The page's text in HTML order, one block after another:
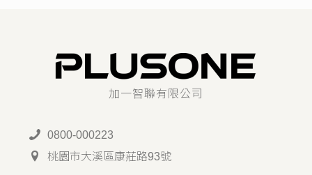
加一智聯有限公司
0800-000223
桃園市大溪區康莊路93號